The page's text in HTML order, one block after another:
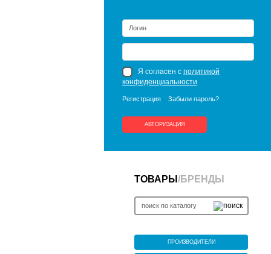
Я согласен с политикой
конфиденциальности
Регистрация Забыли пароль?
АВТОРИЗАЦИЯ
ТОВАРЫ /БРЕНДЫ
ПРОИЗВОДИТЕЛИ